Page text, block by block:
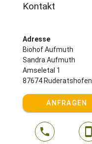
Kontakt
Adresse
Biohof Aufmuth
Sandra Aufmuth
Amseletal 1
87674 Ruderatshofen
ANFRAGEN